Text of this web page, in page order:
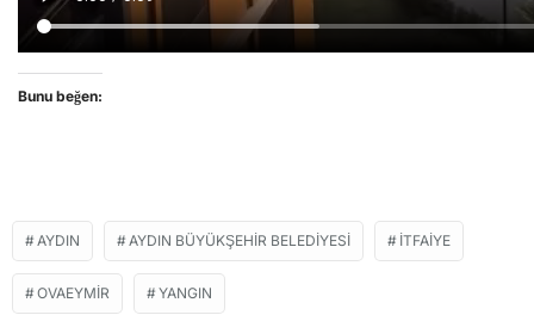
Bunu beğen:
AYDIN AYDIN BÜYÜKŞEHIR BELEDIYESI İTFAIYE
OVAEYMIR YANGIN